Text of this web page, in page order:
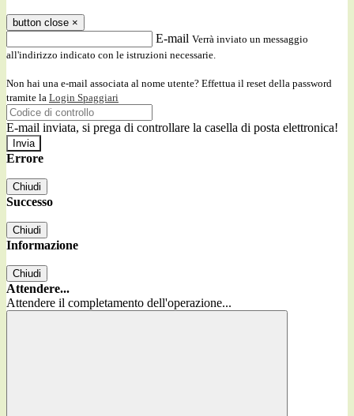
button close ×
E-mail Verrà inviato un messaggio
all'indirizzo indicato con le istruzioni necessarie.
Non hai una e-mail associata al nome utente? Effettua il reset della password
tramite la Login Spaggiari
E-mail inviata, si prega di controllare la casella di posta elettronica!
Errore
Chiudi
Successo
Chiudi
Informazione
Chiudi
Attendere...
Attendere il completamento dell'operazione...